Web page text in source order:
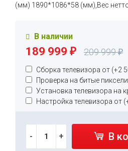
(мм) 1890*1086*58 (мм),Вес нетто
В наличии
189 999 ₽ 209 999₽
Сборка телевизора от (+2
Проверка на битые
Установка телевизора на
Настройка телевизора от
- + В